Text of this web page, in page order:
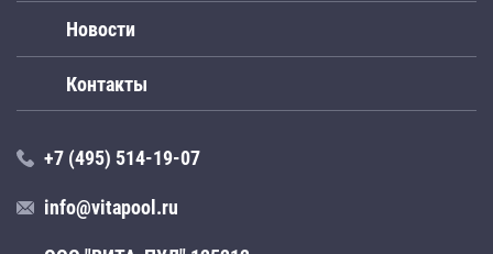
Новости
Контакты
+7 (495) 514-19-07
info@vitapool.ru